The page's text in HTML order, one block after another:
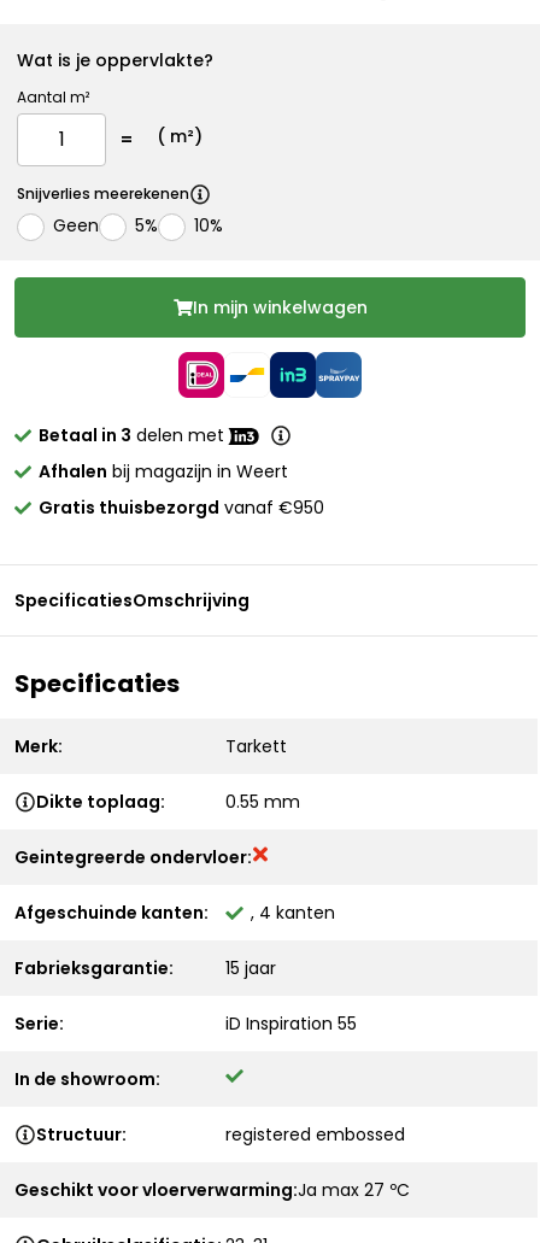
Wat is je oppervlakte?
Aantal m²
( m²)
Snijverlies meerekenen
Geen 5% 10%
In mijn winkelwagen
Betaal in 3 delen met
Afhalen bij magazijn in Weert
Gratis thuisbezorgd vanaf €950
SpecificatiesOmschrijving
Specificaties
Merk: Tarkett
Dikte toplaag: 0.55 mm
Geintegreerde ondervloer:
Afgeschuinde kanten: , 4 kanten
Fabrieksgarantie: 15 jaar
Serie: iD Inspiration 55
In de showroom:
Structuur: registered embossed
Geschikt voor vloerverwarming:Ja max 27 ºC